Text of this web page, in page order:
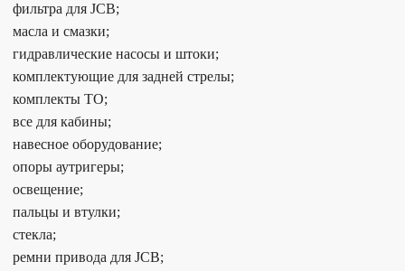
фильтра для JCB;
масла и смазки;
гидравлические насосы и штоки;
комплектующие для задней стрелы;
комплекты ТО;
все для кабины;
навесное оборудование;
опоры аутригеры;
освещение;
пальцы и втулки;
стекла;
ремни привода для JCB;